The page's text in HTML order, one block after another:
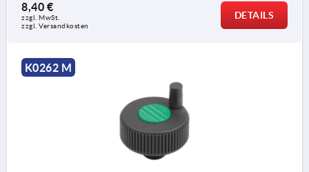
8,40 €
zzgl. MwSt.
zzgl. Versandkosten
DETAILS
K0262 M